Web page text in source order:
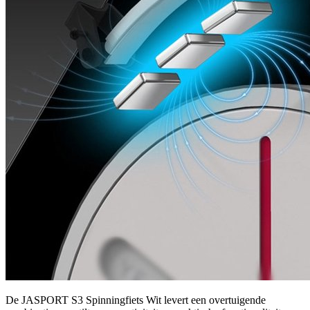
De JASPORT S3 Spinningfiets Wit levert een overtuigende